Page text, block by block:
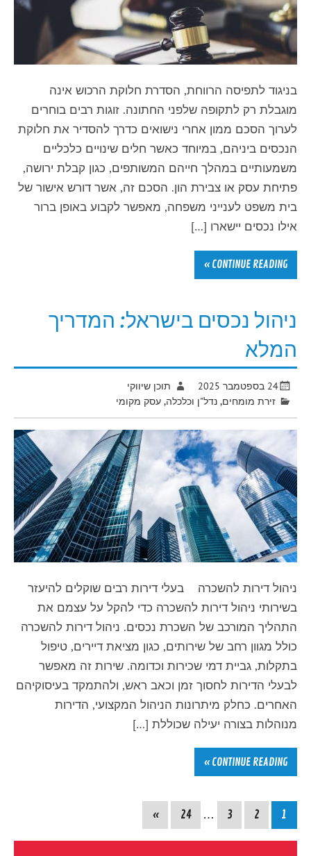
בניגוד לתפיסה הרווחת, הסדרת חלוקת הרכוש אינה
מוגבלת רק לתקופה שלפני החתונה. זוגות רבים בוחרים
לערוך הסכם ממון אחרי נישואים כדרך להסדיר את חלוקת
הנכסים ביניהם, במיוחד כאשר חלים שינויים כלכליים
משמעותיים במהלך חייהם המשותפים, כגון קבלת ירושה,
פתיחת עסק או צבירת הון. הסכם זה, אשר דורש אישור של
בית משפט לענייני משפחה, מאפשר לקבוע באופן ברור
אילו נכסים יישארו […]
CONTINUE READING »
ניהול נכסים בישראל: המדריך
המלא
24 בספטמבר 2025
תוכן שיווקי
זירת מומחים,נדל"ן וכלכלה,עסק מקומי
ניהול דירות להשכרה בעלי דירות רבים שוקלים להיעזר
בשירותי ניהול דירות להשכרה כדי להקל על עצמם את
התהליך המורכב של השכרת נכסים. ניהול דירות להשכרה
כולל מגוון רחב של שירותים, כגון מציאת דיירים, טיפול
בתקלות, גביית דמי שכירות וכדומה. שירות זה מאפשר
לבעלי הדירות לחסוך זמן וכאב ראש, ולהתמקד בעיסוקיהם
האחרים. כחלק מיתרונות הניהול המקצועי, הדירות
מנוהלות בצורה יעילה שכוללת […]
CONTINUE READING »
1
2
3
…
24
»